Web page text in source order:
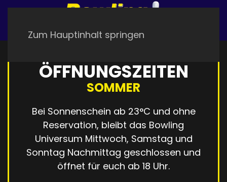
Zum Hauptinhalt springen
ÖFFNUNGSZEITEN
SOMMER
Bei Sonnenschein ab 23°C und ohne
Reservation, bleibt das Bowling
Universum Mittwoch, Samstag und
Sonntag Nachmittag geschlossen und
öffnet für euch ab 18 Uhr.